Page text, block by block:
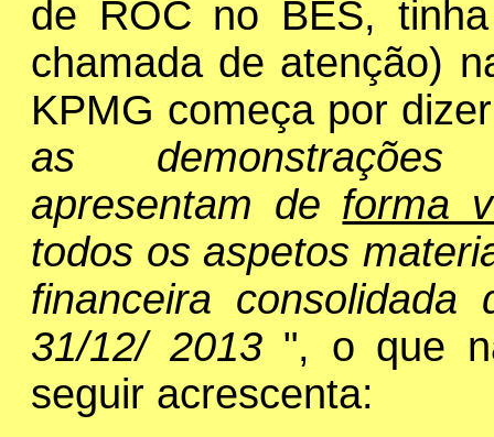
de ROC no BES,
chamada de atenção)
KPMG começa por
as demonstrações
apresentam de forma
todos os aspetos
financeira
31/12/ 2013 ", o que
seguir acrescenta: